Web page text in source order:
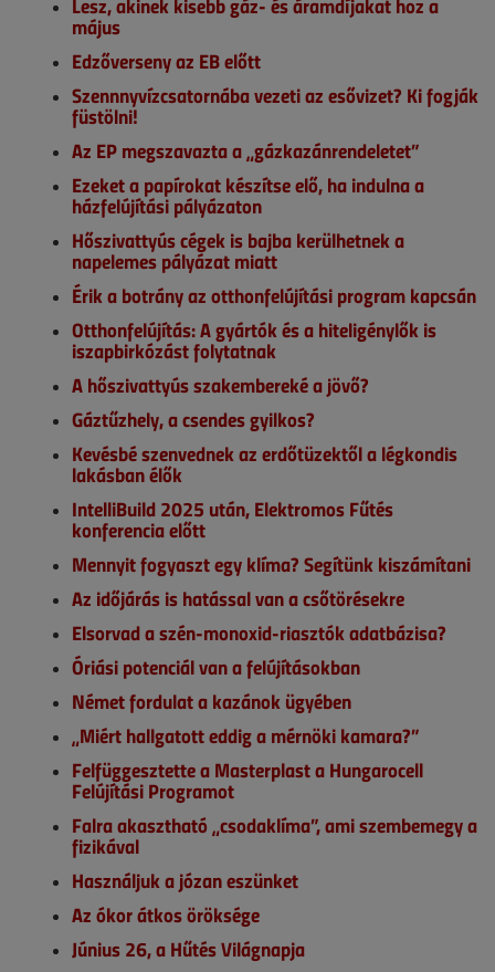
május
Edzőverseny az EB előtt
Szennnyvízcsatornába vezeti az esővizet? Ki fogják
füstölni!
Az EP megszavazta a „gázkazánrendeletet”
Ezeket a papírokat készítse elő, ha indulna a
házfelújítási pályázaton
Hőszivattyús cégek is bajba kerülhetnek a
napelemes pályázat miatt
Érik a botrány az otthonfelújítási program kapcsán
Otthonfelújítás: A gyártók és a hiteligénylők is
iszapbirkózást folytatnak
A hőszivattyús szakembereké a jövő?
Gáztűzhely, a csendes gyilkos?
Kevésbé szenvednek az erdőtüzektől a légkondis
lakásban élők
IntelliBuild 2025 után, Elektromos Fűtés
konferencia előtt
Mennyit fogyaszt egy klíma? Segítünk kiszámítani
Az időjárás is hatással van a csőtörésekre
Elsorvad a szén-monoxid-riasztók adatbázisa?
Óriási potenciál van a felújításokban
Német fordulat a kazánok ügyében
„Miért hallgatott eddig a mérnöki kamara?”
Felfüggesztette a Masterplast a Hungarocell
Felújítási Programot
Falra akasztható „csodaklíma”, ami szembemegy a
fizikával
Használjuk a józan eszünket
Az ókor átkos öröksége
Június 26, a Hűtés Világnapja